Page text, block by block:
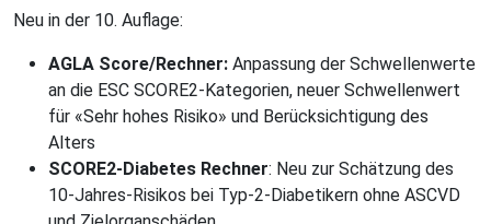
Neu in der 10. Auflage:
AGLA Score/Rechner: Anpassung der Schwellenwerte
an die ESC SCORE2-Kategorien, neuer Schwellenwert
für «Sehr hohes Risiko» und Berücksichtigung des
Alters
SCORE2-Diabetes Rechner: Neu zur Schätzung des
10-Jahres-Risikos bei Typ-2-Diabetikern ohne ASCVD